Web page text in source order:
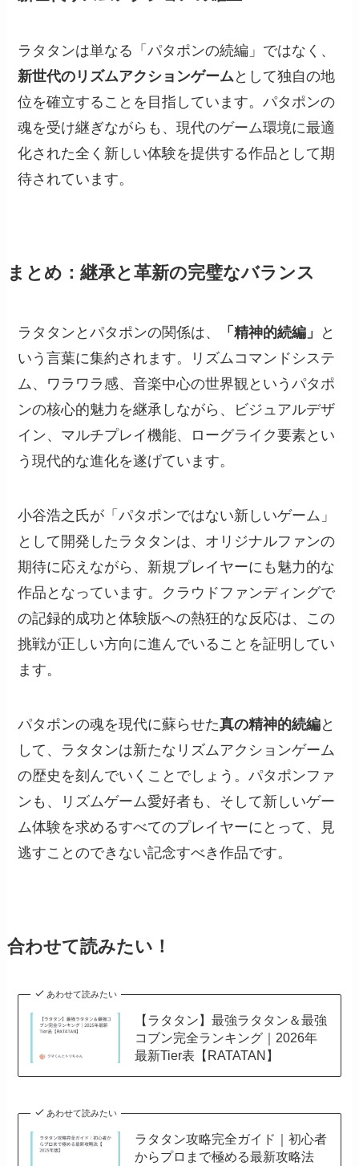
ラタタンは単なる「パタポンの続編」ではなく、
新世代のリズムアクションゲーム として独自の地
位を確立することを目指しています。パタポンの
魂を受け継ぎながらも、現代のゲーム環境に最適
化された全く新しい体験を提供する作品として期
待されています。
まとめ：継承と革新の完璧なバランス
ラタタンとパタポンの関係は、 「精神的続編」
と
いう言葉に集約されます。リズムコマンドシステ
ム、ワラワラ感、音楽中心の世界観というパタポ
ンの核心的魅力を継承しながら、ビジュアルデザ
イン、マルチプレイ機能、ローグライク要素とい
う現代的な進化を遂げています。
小谷浩之氏が「パタポンではない新しいゲーム」
として開発したラタタンは、オリジナルファンの
期待に応えながら、新規プレイヤーにも魅力的な
作品となっています。クラウドファンディングで
の記録的成功と体験版への熱狂的な反応は、この
挑戦が正しい方向に進んでいることを証明してい
ます。
パタポンの魂を現代に蘇らせた真の精神的続編と
して、ラタタンは新たなリズムアクションゲーム
の歴史を刻んでいくことでしょう。パタポンファ
ンも、リズムゲーム愛好者も、そして新しいゲー
ム体験を求めるすべてのプレイヤーにとって、見
逃すことのできない記念すべき作品です。
合わせて読みたい！
あわせて読みたい
【ラタタン】最強ラタタン＆最強
コブン完全ランキング｜2026年
最新Tier表【RATATAN】
あわせて読みたい
ラタタン攻略完全ガイド｜初心者
からプロまで極める最新攻略法